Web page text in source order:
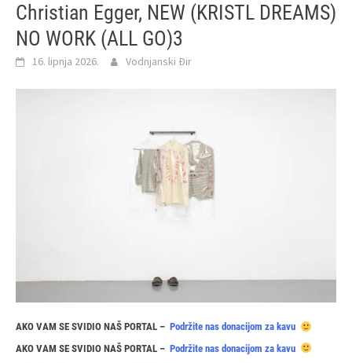
Christian Egger, NEW (KRISTL DREAMS)
NO WORK (ALL GO)3
16. lipnja 2026. Vodnjanski Đir
AKO VAM SE SVIDIO NAŠ PORTAL – Podržite nas donacijom za kavu
AKO VAM SE SVIDIO NAŠ PORTAL – Podržite nas donacijom za kavu